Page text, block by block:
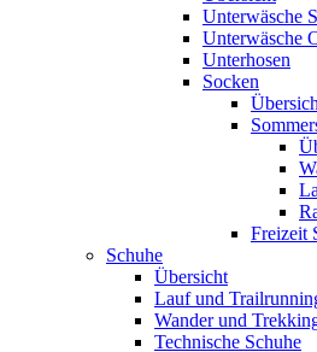
Unterwäsche
Unterwäsche
Unterhosen
Socken
Freizeit
Schuhe
Übersicht
Lauf und
Wander und
Technische Schuhe